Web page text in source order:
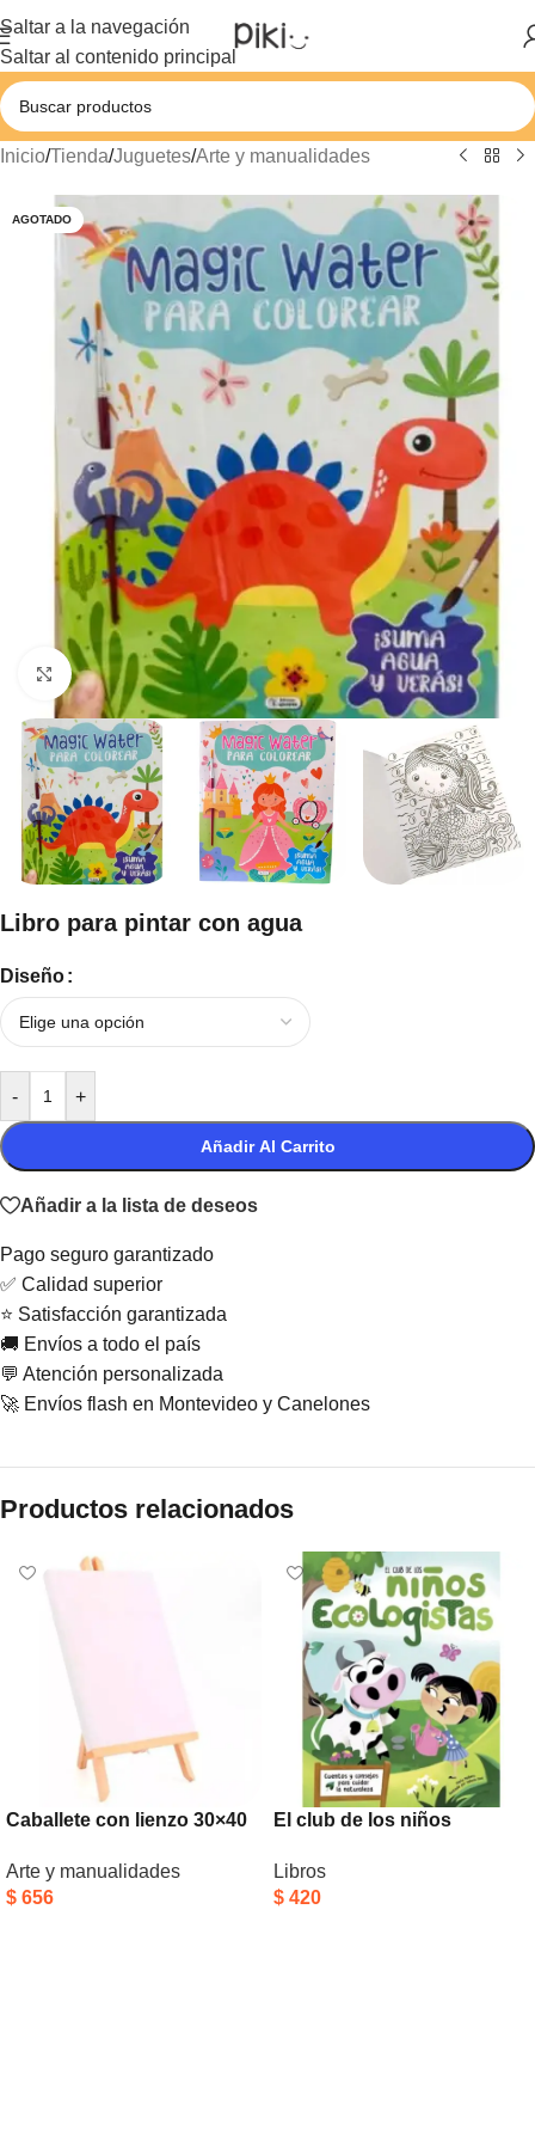
Saltar a la navegación
Saltar al contenido principal
Inicio/Tienda/Juguetes/Arte y manualidades
AGOTADO
Haga clic para ampliar
Libro para pintar con agua
Diseño
- +
Añadir Al Carrito
Añadir a la lista de deseos
Pago seguro garantizado
✅ Calidad superior
⭐ Satisfacción garantizada
🚚 Envíos a todo el país
💬 Atención personalizada
🚀 Envíos flash en Montevideo y Canelones
Productos relacionados
Caballete con lienzo 30×40
Arte y manualidades
$ 656
El club de los niños
Libros
$ 420